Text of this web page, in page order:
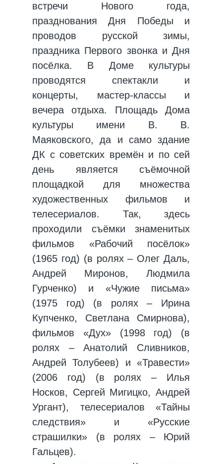
встречи Нового года,
празднования Дня Победы и
проводов русской зимы,
праздника Первого звонка и Дня
посёлка. В Доме культуры
проводятся спектакли и
концерты, мастер-классы и
вечера отдыха. Площадь Дома
культуры имени В. В.
Маяковского, да и само здание
ДК с советских времён и по сей
день является съёмочной
площадкой для множества
художественных фильмов и
телесериалов. Так, здесь
проходили съёмки знаменитых
фильмов «Рабочий посёлок»
(1965 год) (в ролях – Олег Даль,
Андрей Миронов, Людмила
Гурченко) и «Чужие письма»
(1975 год) (в ролях – Ирина
Купченко, Светлана Смирнова),
фильмов «Дух» (1998 год) (в
ролях – Анатолий Сливников,
Андрей Толубеев) и «Травести»
(2006 год) (в ролях – Илья
Носков, Сергей Мигицко, Андрей
Ургант), телесериалов «Тайны
следствия» и «Русские
страшилки» (в ролях – Юрий
Гальцев).